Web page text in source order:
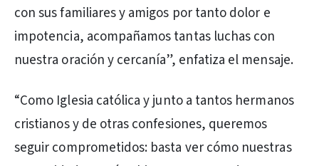
con sus familiares y amigos por tanto dolor e
impotencia, acompañamos tantas luchas con
nuestra oración y cercanía”, enfatiza el mensaje.
“Como Iglesia católica y junto a tantos hermanos
cristianos y de otras confesiones, queremos
seguir comprometidos: basta ver cómo nuestras